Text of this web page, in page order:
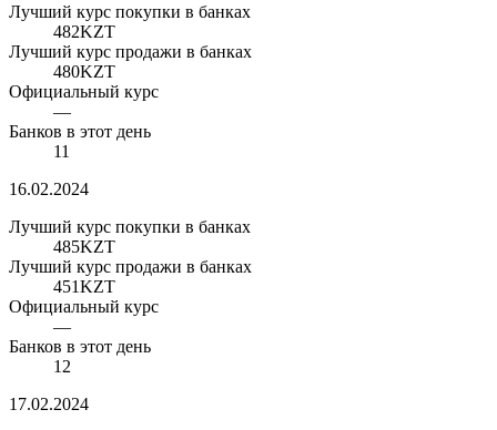
Лучший курс покупки в банках
482KZT
Лучший курс продажи в банках
480KZT
Официальный курс
—
Банков в этот день
11
16.02.2024
Лучший курс покупки в банках
485KZT
Лучший курс продажи в банках
451KZT
Официальный курс
—
Банков в этот день
12
17.02.2024